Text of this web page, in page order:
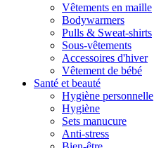
Vêtements en maille
Bodywarmers
Pulls & Sweat-shirts
Sous-vêtements
Accessoires d'hiver
Vêtement de bébé
Santé et beauté
Hygiène personnelle
Hygiène
Sets manucure
Anti-stress